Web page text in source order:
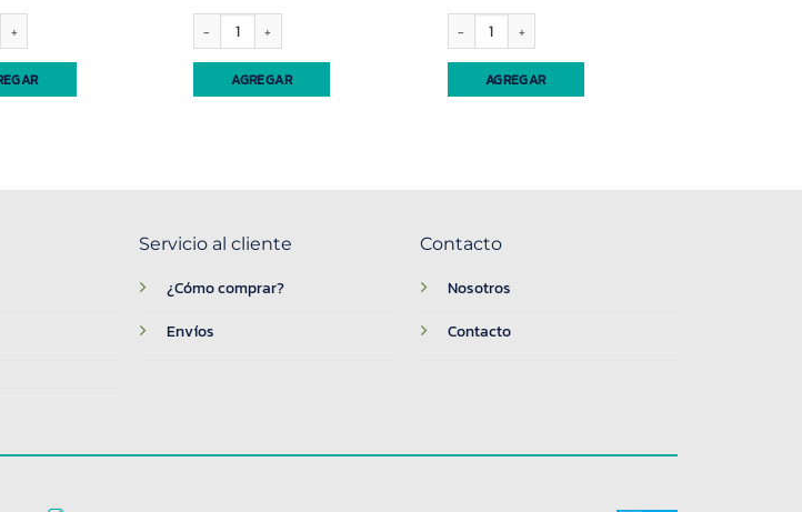
pieza (4037) cantidad Espumadera acero Carol (3176) cantidad
AGREGAR
Copa para gin 600ml x unidad (56584) cantidad
AGREGAR
Servicio al cliente
¿Cómo comprar?
Envíos
Contacto
Nosotros
Contacto